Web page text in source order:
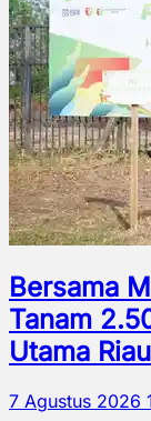
Bersama
Tanam
Utama Riau
7 Agustus 2026